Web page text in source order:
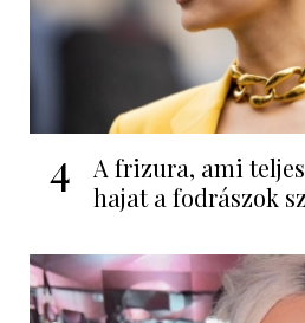
4
A frizura, ami
hajat a fodrászok